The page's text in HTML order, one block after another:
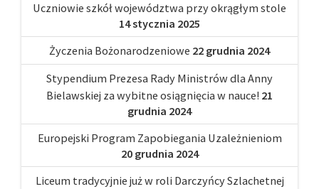
Uczniowie szkół województwa przy okrągłym stole
14 stycznia 2025
Życzenia Bożonarodzeniowe 22 grudnia 2024
Stypendium Prezesa Rady Ministrów dla Anny
Bielawskiej za wybitne osiągnięcia w nauce! 21
grudnia 2024
Europejski Program Zapobiegania Uzależnieniom
20 grudnia 2024
Liceum tradycyjnie już w roli Darczyńcy Szlachetnej